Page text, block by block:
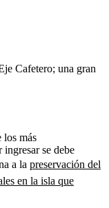
Cafetero; una gran
los más
ingresar se debe
a la preservación del
en la isla que